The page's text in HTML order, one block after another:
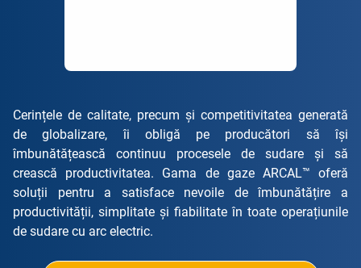
Cerințele de calitate, precum și competitivitatea generată
de globalizare, îi obligă pe producători să își
îmbunătățească continuu procesele de sudare și să
crească productivitatea. Gama de gaze ARCAL™ oferă
soluții pentru a satisface nevoile de îmbunătățire a
productivității, simplitate și fiabilitate în toate operațiunile
de sudare cu arc electric.